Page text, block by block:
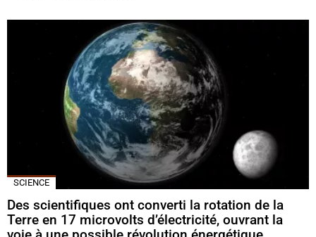
SCIENCE
Des scientifiques ont converti la rotation de la
Terre en 17 microvolts d’électricité, ouvrant la